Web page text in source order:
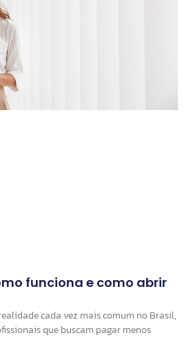
funciona e como abrir
cada vez mais comum no Brasil,
que buscam pagar menos